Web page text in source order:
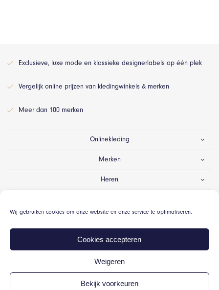
Wij gebruiken cookies om onze website en onze service te optimaliseren.
Cookies accepteren
Weigeren
Bekijk voorkeuren
Exclusieve, luxe mode en klassieke designerlabels op één plek
Vergelijk online prijzen van kledingwinkels & merken
Meer dan 100 merken
Onlinekleding
Merken
Heren
Algemene voorwaarden
Cookiebeleid